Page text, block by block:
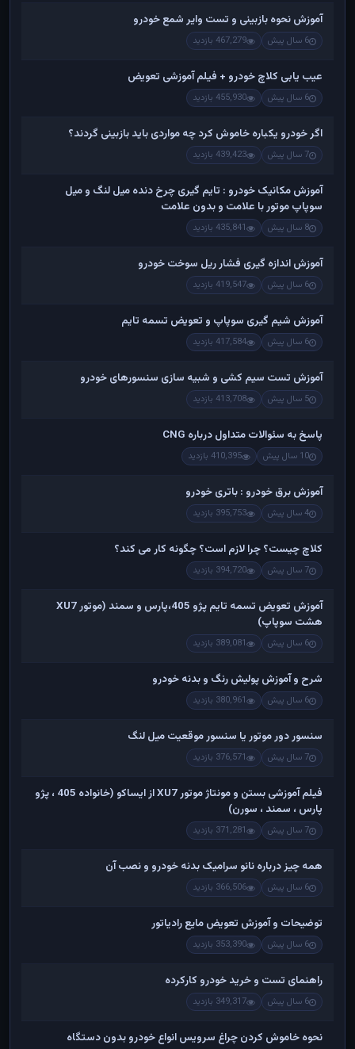
آموزش نحوه بازبینی و تست وایر شمع خودرو
6 سال پیش 467,279 بازدید
عیب یابی کلاچ خودرو + فیلم آموزشی تعویض
6 سال پیش 455,930 بازدید
اگر خودرو یکباره خاموش کرد چه مواردی باید بازبینی گردند؟
7 سال پیش 439,423 بازدید
آموزش مکانیک خودرو : تایم گیری چرخ دنده میل لنگ و میل
سوپاپ موتور با علامت و بدون علامت
8 سال پیش 435,841 بازدید
آموزش اندازه گیری فشار ریل سوخت خودرو
6 سال پیش 419,547 بازدید
آموزش شیم گیری سوپاپ و تعویض تسمه تایم
6 سال پیش 417,584 بازدید
آموزش تست سیم کشی و شبیه سازی سنسورهای خودرو
5 سال پیش 413,708 بازدید
پاسخ به سئوالات متداول درباره CNG
10 سال پیش 410,395 بازدید
آموزش برق خودرو : باتری خودرو
4 سال پیش 395,753 بازدید
کلاچ چیست؟ چرا لازم است؟ چگونه کار می کند؟
7 سال پیش 394,720 بازدید
آموزش تعویض تسمه تایم پژو 405،پارس و سمند (موتور XU7
هشت سوپاپ)
6 سال پیش 389,081 بازدید
شرح و آموزش پولیش رنگ و بدنه خودرو
6 سال پیش 380,961 بازدید
سنسور دور موتور یا سنسور موقعیت میل لنگ
7 سال پیش 376,571 بازدید
فیلم آموزشی بستن و مونتاژ موتور XU7 از ایساکو (خانواده 405 ، پژو
پارس ، سمند ، سورن)
7 سال پیش 371,281 بازدید
همه چیز درباره نانو سرامیک بدنه خودرو و نصب آن
6 سال پیش 366,506 بازدید
توضیحات و آموزش تعویض مایع رادیاتور
6 سال پیش 353,390 بازدید
راهنمای تست و خريد خودرو کارکرده
6 سال پیش 349,317 بازدید
نحوه خاموش کردن چراغ سرویس انواع خودرو بدون دستگاه